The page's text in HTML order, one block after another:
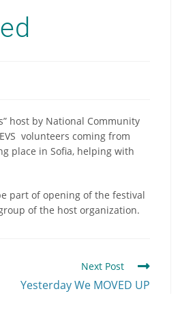
host by National Community
volunteers coming from
place in Sofia, helping with
part of opening of the festival
of the host organization.
Next Post
Yesterday We MOVED UP